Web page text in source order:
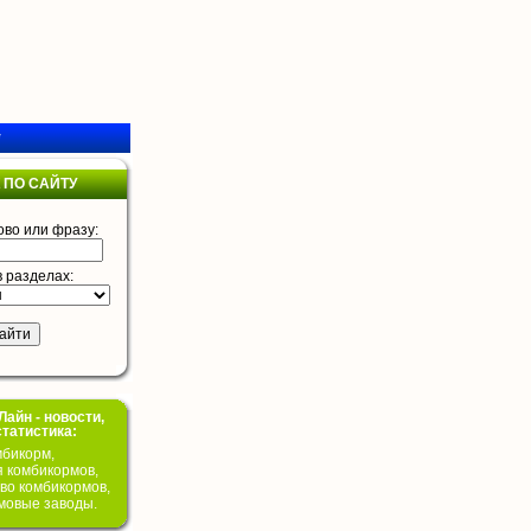
САЙТУ
или фразу:
разделах:
- новости,
комбикормов,
комбикормов,
заводы.